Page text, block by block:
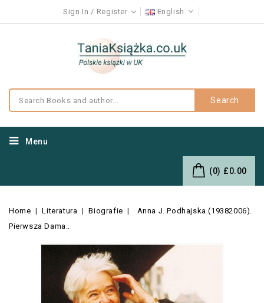
Sign In Register English
Search
Menu
(0) £0.00
Home Literatura Biografie
Anna J. Podhajska (19382006).
Pierwsza Dama..